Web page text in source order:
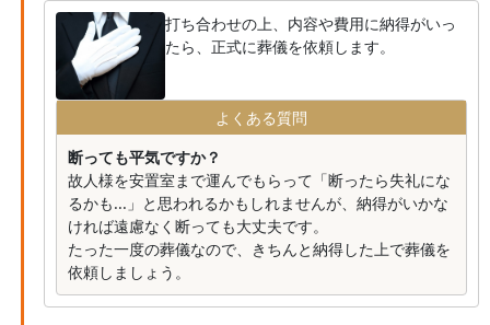
打ち合わせの上、内容や費用に納得がいっ
たら、正式に葬儀を依頼します。
よくある質問
断っても平気ですか？
故人様を安置室まで運んでもらって「断ったら失礼にな
るかも...」と思われるかもしれませんが、納得がいかな
ければ遠慮なく断っても大丈夫です。
たった一度の葬儀なので、きちんと納得した上で葬儀を
依頼しましょう。